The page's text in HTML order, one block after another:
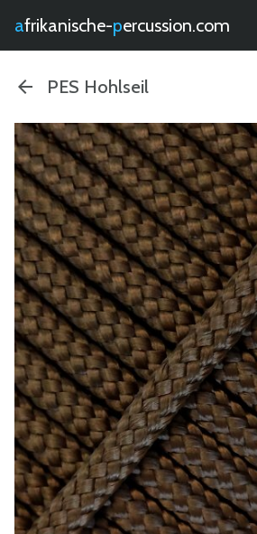
afrikanische- percussion.com
PES Hohlseil